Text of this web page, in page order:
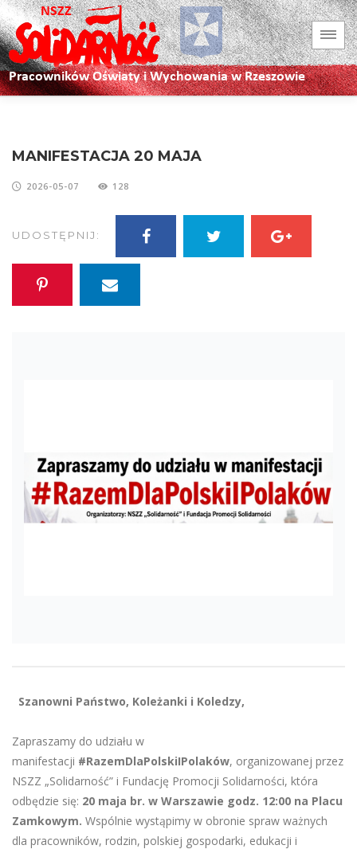
MANIFESTACJA 20 MAJA
2026-05-07 128
UDOSTĘPNIJ:
Szanowni Państwo, Koleżanki i Koledzy,
Zapraszamy do udziału w
manifestacji #RazemDlaPolskiIPolaków, organizowanej przez
NSZZ „Solidarność” i Fundację Promocji Solidarności, która
odbędzie się: 20 maja br. w Warszawie godz. 12:00 na Placu
Zamkowym. Wspólnie wystąpimy w obronie spraw ważnych
dla pracowników, rodzin, polskiej gospodarki, edukacji i